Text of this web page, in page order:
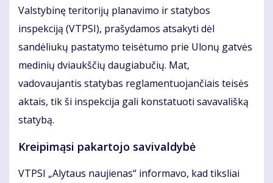
Valstybinę teritorijų planavimo ir statybos
inspekciją (VTPSI), prašydamos atsakyti dėl
sandėliukų pastatymo teisėtumo prie Ulonų gatvės
medinių dviaukščių daugiabučių. Mat,
vadovaujantis statybas reglamentuojančiais teisės
aktais, tik ši inspekcija gali konstatuoti savavališką
statybą.
Kreipimąsi pakartojo savivaldybė
VTPSI „Alytaus naujienas“ informavo, kad tiksliai